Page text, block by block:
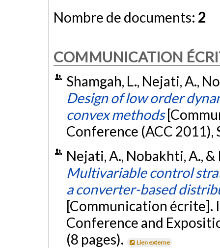
Nombre de documents: 2
COMMUNICATION
Shamgah, L., Nejati, A.,
Design of low order
convex methods
Conference (ACC 2011),
Nejati, A., Nobakhti, A.,
Multivariable control
a converter-based
[Communication écrite].
Conference and
(8 pages).
Lien externe